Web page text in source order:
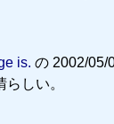
is. の 2002/05/
しい。